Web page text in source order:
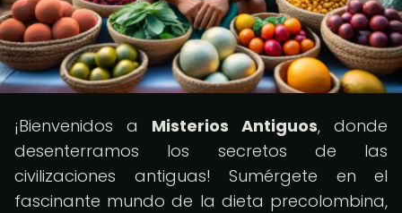
¡Bienvenidos a Misterios Antiguos, donde
desenterramos los secretos de las
civilizaciones antiguas! Sumérgete en el
fascinante mundo de la dieta precolombina,